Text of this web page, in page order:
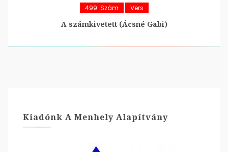
499. Szám Vers
A számkivetett (Ácsné Gabi)
Kiadónk A Menhely Alapítvány